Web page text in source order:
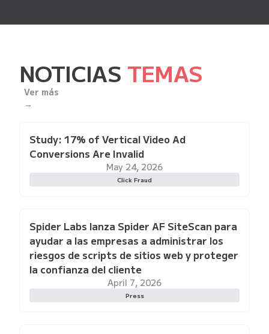
NOTICIAS TEMAS
Ver más
→
May 24, 2026
Click Fraud
Study: 17% of Vertical Video Ad
Conversions Are Invalid
April 7, 2026
Press
Spider Labs lanza Spider AF SiteScan para
ayudar a las empresas a administrar los
riesgos de scripts de sitios web y proteger
la confianza del cliente